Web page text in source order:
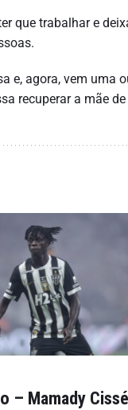
que trabalhar e
e, agora, vem uma
recuperar a mãe
– Mamady Cissé